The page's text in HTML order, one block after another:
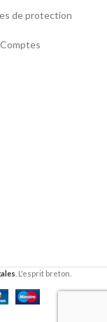
de protection
. L'esprit breton.